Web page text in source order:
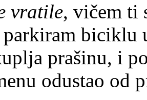
vratile, vičem ti
biciklu
prašinu, i
odustao od